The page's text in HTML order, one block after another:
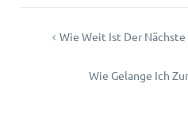
Beitragsnavigation
Wie Weit Ist Der
Wie Gelange Ich